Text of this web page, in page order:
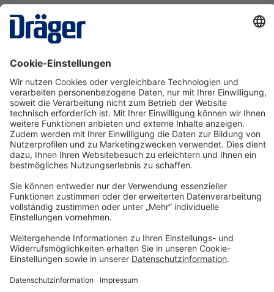
X-dock Set 5300 für die X-am 2/5x00 Serie
SRM08911
Ab € 22,31* pro Tag
Details
Service-Hotline
Shop Service
Informationen